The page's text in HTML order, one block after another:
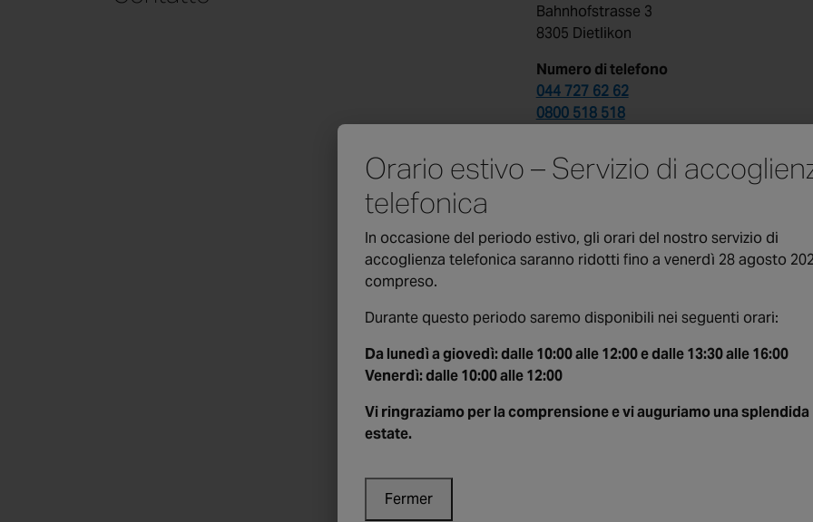
Bahnhofstrasse 3
8305 Dietlikon
Numero di telefono
044 727 62 62
0800 518 518
zuerich@chubbsicli.ch
Dal lunedì al giovedì
08:00 – 12:00
08:00 – 12:00
13h30 – 16h00
Per qualsiasi richiesta, vi invitiamo a
nostro modulo di contatto.
Per qualsiasi visita presso la nostra
La vostra opinione è importante!
Orario estivo – Servizio di
telefonica
In occasione del periodo estivo, gli orari del nostro servizio di
accoglienza telefonica saranno ridotti fino a venerdì 28 agosto
compreso.
Durante questo periodo saremo disponibili nei seguenti orari:
Da lunedì a giovedì: dalle 10:00 alle 12:00 e dalle 13:30 alle 16:00
Venerdì:dalle 10:00 alle 12:00
Vi ringraziamo per la comprensione e vi auguriamo una splendida
estate.
Fermer